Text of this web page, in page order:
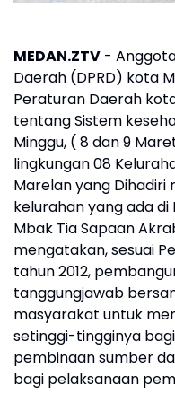
MEDAN.ZTV -
Daerah (DPRD) kota
Peraturan Daerah
tentang Sistem
Minggu, ( 8 dan 9
lingkungan 08
Marelan yang
kelurahan yang ada
Mbak Tia Sapaan
mengatakan, sesuai
tahun 2012,
tanggungjawab
masyarakat untuk
setinggi-tingginya
pembinaan sumber
bagi pelaksanaan